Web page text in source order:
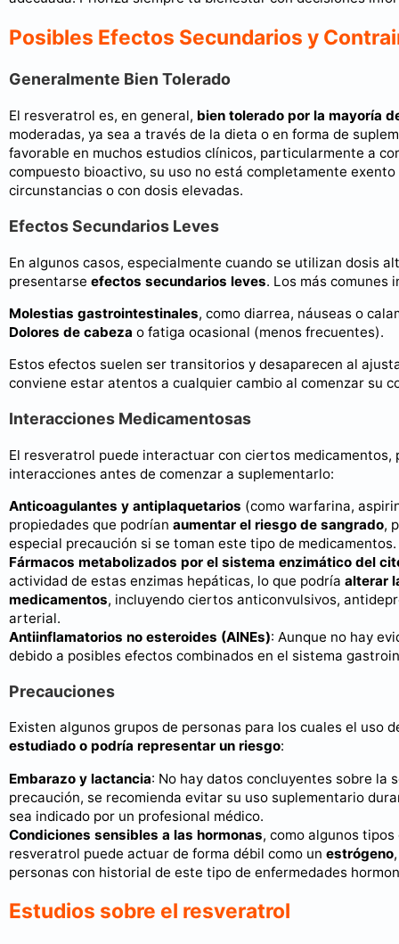
Posibles Efectos Secundarios y
Generalmente Bien Tolerado
El resveratrol es, en general, bien tolerado por la mayoría
moderadas, ya sea a través de la dieta o en forma de
favorable en muchos estudios clínicos, particularmente a
compuesto bioactivo, su uso no está completamente
circunstancias o con dosis elevadas.
Efectos Secundarios Leves
En algunos casos, especialmente cuando se utilizan dosis
presentarse efectos secundarios leves. Los más comunes
Molestias gastrointestinales, como diarrea, náuseas o
Dolores de cabeza o fatiga ocasional (menos frecuentes).
Estos efectos suelen ser transitorios y desaparecen al
conviene estar atentos a cualquier cambio al comenzar su
Interacciones Medicamentosas
El resveratrol puede interactuar con ciertos
interacciones antes de comenzar a suplementarlo:
Anticoagulantes y antiplaquetarios (como warfarina,
propiedades que podrían aumentar el riesgo de sangrado,
especial precaución si se toman este tipo de medicamentos.
Fármacos metabolizados por el sistema enzimático del
actividad de estas enzimas hepáticas, lo que podría alterar
medicamentos, incluyendo ciertos anticonvulsivos,
arterial.
Antiinflamatorios no esteroides (AINEs): Aunque no hay
debido a posibles efectos combinados en el sistema
Precauciones
Existen algunos grupos de personas para los cuales el uso
estudiado o podría representar un riesgo:
Embarazo y lactancia: No hay datos concluyentes sobre la
precaución, se recomienda evitar su uso suplementario
sea indicado por un profesional médico.
Condiciones sensibles a las hormonas, como algunos
resveratrol puede actuar de forma débil como un estrógeno
personas con historial de este tipo de enfermedades
Estudios sobre el resveratrol